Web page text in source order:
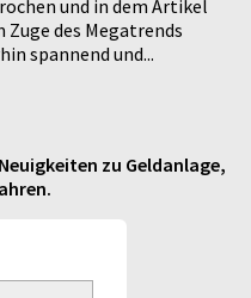
und in dem Artikel
des Megatrends
spannend und...
zu Geldanlage,